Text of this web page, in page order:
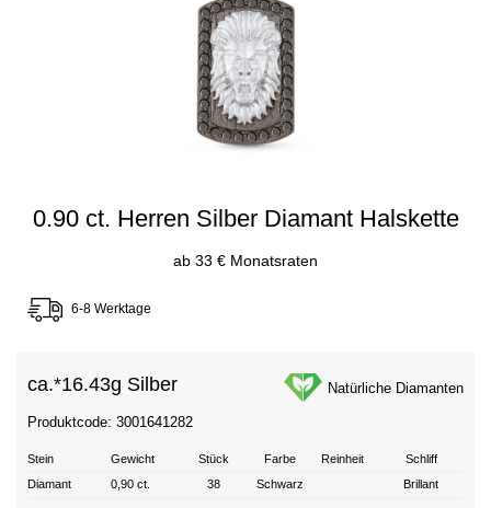
0.90 ct. Herren Silber Diamant Halskette
ab 33 € Monatsraten
6-8 Werktage
ca.*16.43g Silber Natürliche Diamanten
Produktcode: 3001641282
Stein Gewicht Stück Farbe Reinheit
Schliff
Diamant
0,90 ct. 38 Schwarz Brillant